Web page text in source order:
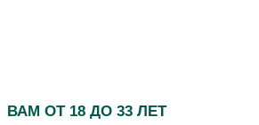
ВАМ ОТ 18 ДО 33 ЛЕТ